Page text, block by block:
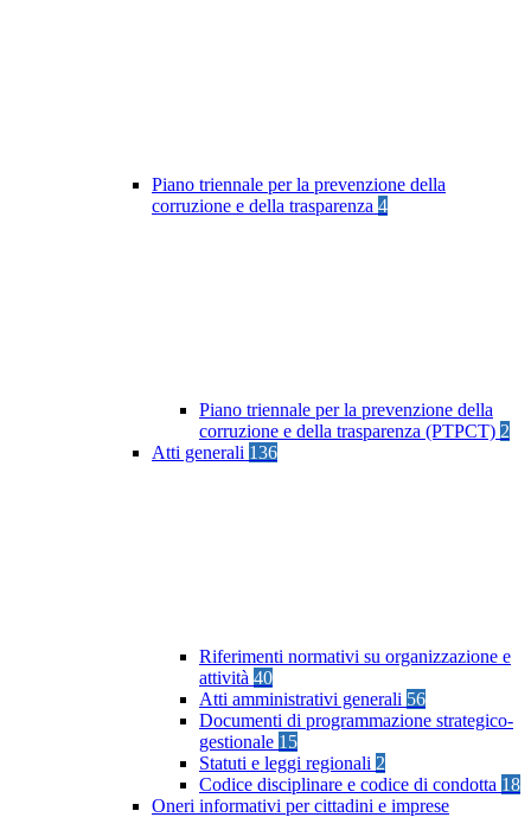
Piano triennale per la prevenzione della
corruzione e della trasparenza 4
Piano triennale per la prevenzione della
corruzione e della trasparenza (PTPCT) 2
Atti generali 136
Riferimenti normativi su organizzazione e
attività 40
Atti amministrativi generali 56
Documenti di programmazione strategico-
gestionale 15
Statuti e leggi regionali 2
Codice disciplinare e codice di condotta 18
Oneri informativi per cittadini e imprese